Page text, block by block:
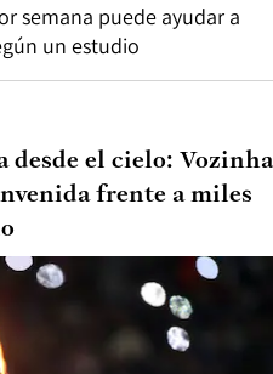
semana puede ayudar a
un estudio
desde el cielo: Vozinha
frente a miles